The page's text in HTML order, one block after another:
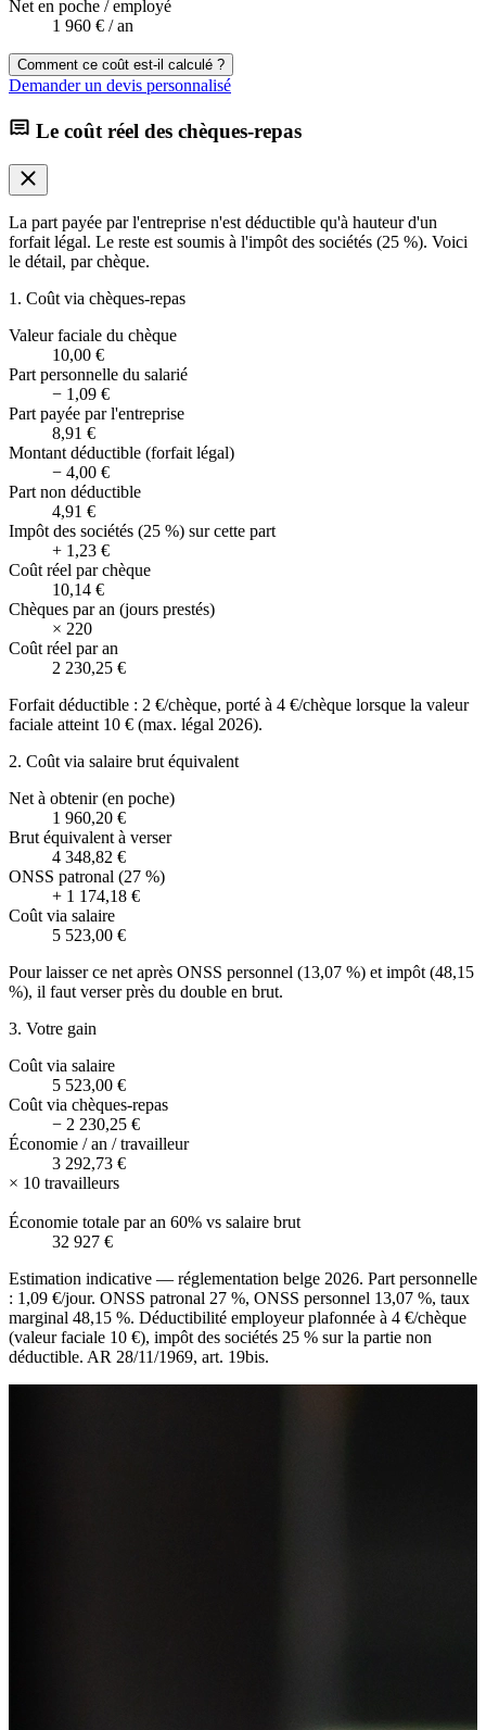
Net en poche / employé
1 960 € / an
Comment ce coût est-il calculé ?
Demander un devis personnalisé
Le coût réel des chèques-repas
La part payée par l'entreprise n'est déductible qu'à hauteur d'un
forfait légal. Le reste est soumis à l'impôt des sociétés (25 %). Voici
le détail, par chèque.
1. Coût via chèques-repas
Valeur faciale du chèque
10,00 €
Part personnelle du salarié
− 1,09 €
Part payée par l'entreprise
8,91 €
Montant déductible (forfait légal)
− 4,00 €
Part non déductible
4,91 €
Impôt des sociétés (25 %) sur cette part
+ 1,23 €
Coût réel par chèque
10,14 €
Chèques par an (jours prestés)
× 220
Coût réel par an
2 230,25 €
Forfait déductible : 2 €/chèque, porté à 4 €/chèque lorsque la valeur
faciale atteint 10 € (max. légal 2026).
2. Coût via salaire brut équivalent
Net à obtenir (en poche)
1 960,20 €
Brut équivalent à verser
4 348,82 €
ONSS patronal (27 %)
+ 1 174,18 €
Coût via salaire
5 523,00 €
Pour laisser ce net après ONSS personnel (13,07 %) et impôt (48,15
%), il faut verser près du double en brut.
3. Votre gain
Coût via salaire
5 523,00 €
Coût via chèques-repas
− 2 230,25 €
Économie / an / travailleur
3 292,73 €
× 10 travailleurs
Économie totale par an 60% vs salaire brut
32 927 €
Estimation indicative — réglementation belge 2026. Part personnelle
: 1,09 €/jour. ONSS patronal 27 %, ONSS personnel 13,07 %, taux
marginal 48,15 %. Déductibilité employeur plafonnée à 4 €/chèque
(valeur faciale 10 €), impôt des sociétés 25 % sur la partie non
déductible. AR 28/11/1969, art. 19bis.